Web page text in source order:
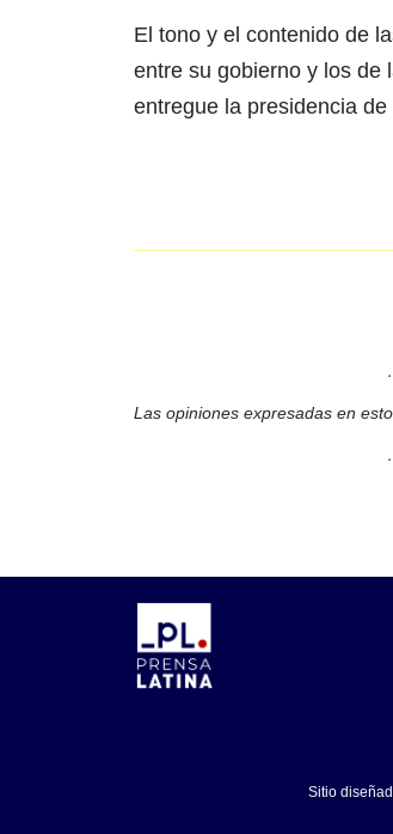
El tono y el contenido de
entre su gobierno y los de
entregue la presidencia
Las opiniones expresadas en
Sitio